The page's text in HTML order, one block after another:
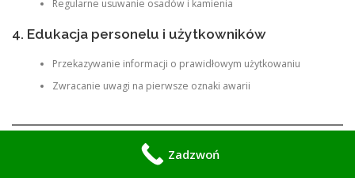
Regularne usuwanie osadów i kamienia
4. Edukacja personelu i użytkowników
Przekazywanie informacji o prawidłowym użytkowaniu
Zwracanie uwagi na pierwsze oznaki awarii
Dlaczego warto skorzystać z usług
Zadzwoń